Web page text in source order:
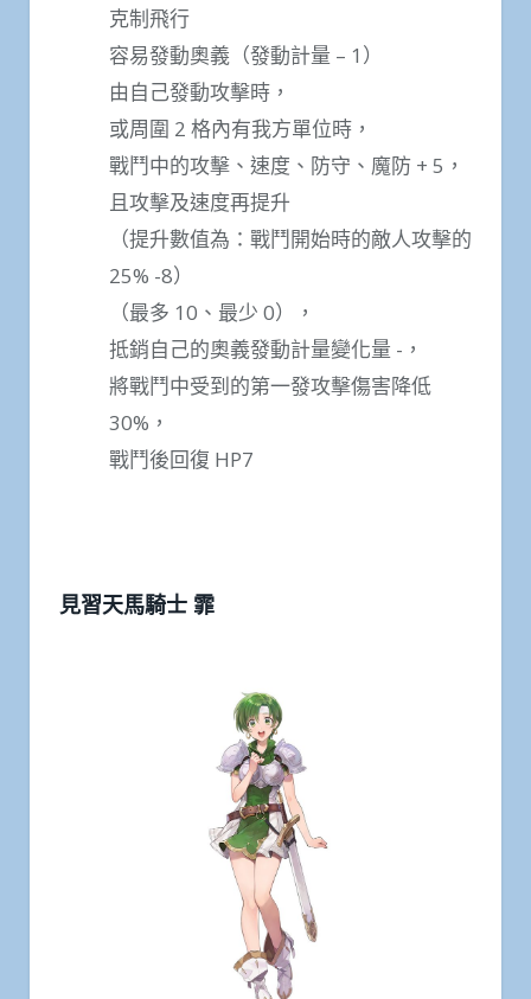
克制飛行
容易發動奧義（發動計量 – 1）
由自己發動攻擊時，
或周圍 2 格內有我方單位時，
戰鬥中的攻擊、速度、防守、魔防 + 5，
且攻擊及速度再提升
（提升數值為：戰鬥開始時的敵人攻擊的
25% -8）
（最多 10、最少 0），
抵銷自己的奧義發動計量變化量 -，
將戰鬥中受到的第一發攻擊傷害降低
30%，
戰鬥後回復 HP7
見習天馬騎士 霏